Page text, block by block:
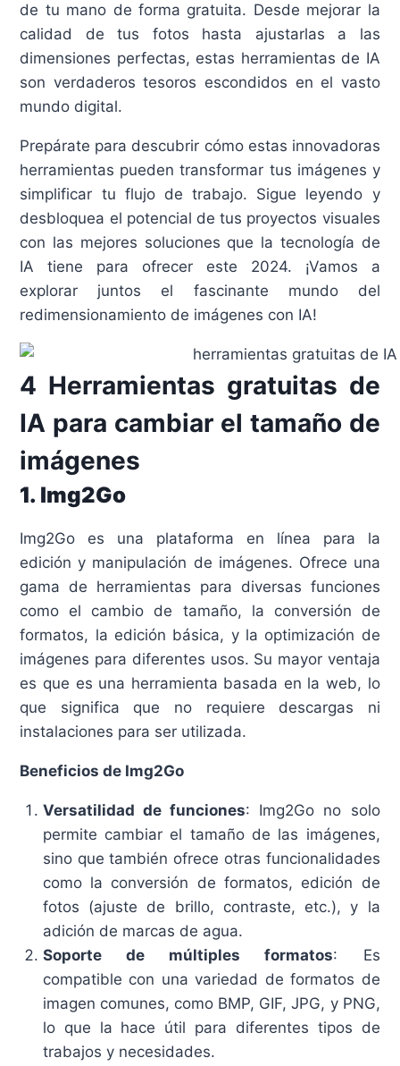
de tu mano de forma gratuita. Desde mejorar la
calidad de tus fotos hasta ajustarlas a las
dimensiones perfectas, estas herramientas de IA
son verdaderos tesoros escondidos en el vasto
mundo digital.
Prepárate para descubrir cómo estas innovadoras
herramientas pueden transformar tus imágenes y
simplificar tu flujo de trabajo. Sigue leyendo y
desbloquea el potencial de tus proyectos visuales
con las mejores soluciones que la tecnología de
IA tiene para ofrecer este 2024. ¡Vamos a
explorar juntos el fascinante mundo del
redimensionamiento de imágenes con IA!
4 Herramientas gratuitas de
IA para cambiar el tamaño de
imágenes
1. Img2Go
Img2Go es una plataforma en línea para la
edición y manipulación de imágenes. Ofrece una
gama de herramientas para diversas funciones
como el cambio de tamaño, la conversión de
formatos, la edición básica, y la optimización de
imágenes para diferentes usos. Su mayor ventaja
es que es una herramienta basada en la web, lo
que significa que no requiere descargas ni
instalaciones para ser utilizada.
Beneficios de Img2Go
Versatilidad de funciones: Img2Go no solo
permite cambiar el tamaño de las imágenes,
sino que también ofrece otras funcionalidades
como la conversión de formatos, edición de
fotos (ajuste de brillo, contraste, etc.), y la
adición de marcas de agua.
Soporte de múltiples formatos: Es
compatible con una variedad de formatos de
imagen comunes, como BMP, GIF, JPG, y PNG,
lo que la hace útil para diferentes tipos de
trabajos y necesidades.